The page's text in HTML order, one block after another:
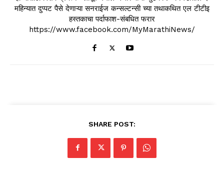
महिन्यात दुप्पट पैसे देणाऱ्या सनराईज कन्सल्टन्सी च्या तथाकथित एल टीटीइ
हस्तकाचा पर्दाफाश-संबधित फरार
https://www.facebook.com/MyMarathiNews/
SHARE POST: